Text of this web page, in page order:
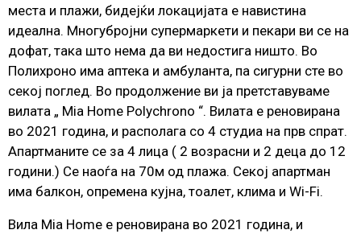
места и плажи, бидејќи локацијата е навистина
идеална. Многубројни супермаркети и пекари ви се на
дофат, така што нема да ви недостига ништо. Во
Полихроно има аптека и амбуланта, па сигурни сте во
секој поглед. Во продолжение ви ја претставуваме
вилата „ Мia Home Polychrono “. Вилата е реновирана
во 2021 година, и располага со 4 студиа на прв спрат.
Апартманите се за 4 лица ( 2 возрасни и 2 деца до 12
години.) Се наоѓа на 70м од плажа. Секој апартман
има балкон, опремена кујна, тоалет, клима и Wi-Fi.
Вилa Mia Home е реновирана во 2021 година, и